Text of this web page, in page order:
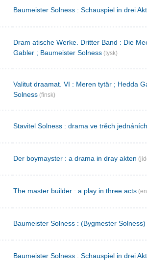
Baumeister Solness : Schauspiel in drei
Dram atische Werke. Dritter Band : Die
Gabler ; Baumeister Solness (tysk)
Valitut draamat. VI : Meren tytär ; Hedda
Solness (finsk)
Stavitel Solness : drama ve trěch jednáních
Der boymayster : a drama in dray akten
The master builder : a play in three acts
Baumeister Solness : (Bygmester Solness)
Baumeister Solness : Schauspiel in drei